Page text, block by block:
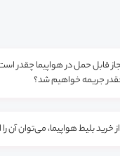
قابل حمل در هواپیما چقدر
جریمه خواهیم شد؟
بلیط هواپیما، می‌توان آن را